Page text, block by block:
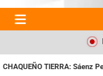
Argentina
fue sede de la quinta fecha